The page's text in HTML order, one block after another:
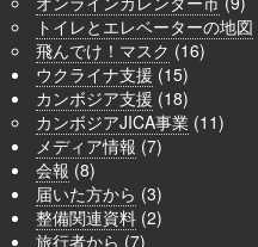
トイレとエレベーターの地図
飛んでけ！マスク (16)
ウクライナ支援 (15)
カンボジア支援 (18)
カンボジアJICA事業 (11)
メディア情報 (7)
会報 (8)
届いた方から (3)
整備関連資料 (2)
旅行者から (7)